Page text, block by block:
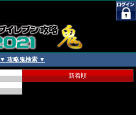
▼ 攻略鬼検索 ▼
新着順